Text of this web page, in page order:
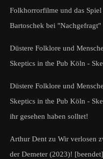
Folkhorrorfilme und das Spiel
Bartoschek bei "Nachgefragt"
Düstere Folklore und
Skeptics in the Pub Köln -
Düstere Folklore und
Skeptics in the Pub Köln -
ihr gesehen haben solltet!
Arthur Dent zu Wir verlosen
der Demeter (2023)! [beendet]